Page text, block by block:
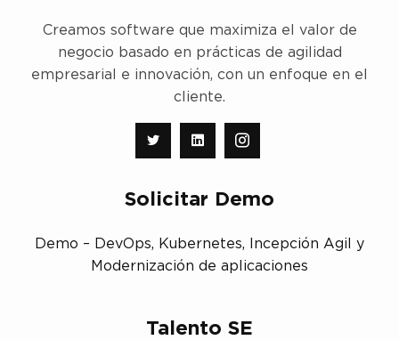
Creamos software que maximiza el valor de
negocio basado en prácticas de agilidad
empresarial e innovación, con un enfoque en el
cliente.
Solicitar Demo
Demo – DevOps, Kubernetes, Incepción Agil y
Modernización de aplicaciones
Talento SE